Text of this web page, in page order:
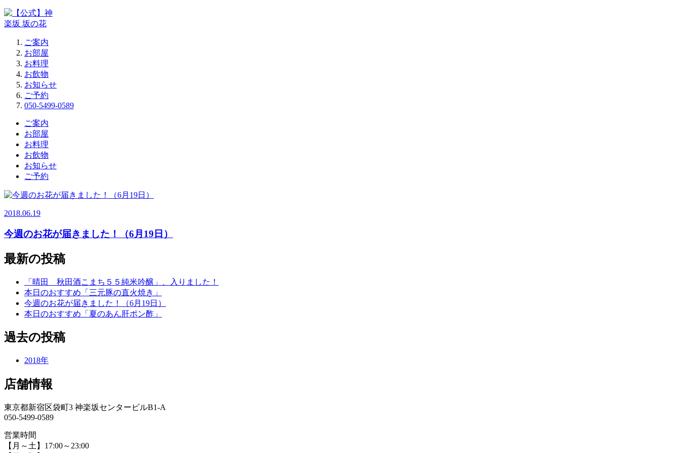
ご案内
お部屋
お料理
お飲物
お知らせ
ご予約
050-5499-0589
ご案内
お部屋
お料理
お飲物
お知らせ
ご予約
2018.06.19
今週のお花が届きました！（6月19日）
最新の投稿
「晴田 秋田酒こまち５５純米吟醸」、入りました！
本日のおすすめ「三元豚の直火焼き」
今週のお花が届きました！（6月19日）
本日のおすすめ「夏のあん肝ポン酢」
過去の投稿
2018年
店舗情報
東京都新宿区袋町3 神楽坂センタービルB1-A
050-5499-0589
営業時間
【月～土】17:00～23:00